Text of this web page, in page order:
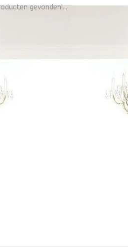
gevonden!...